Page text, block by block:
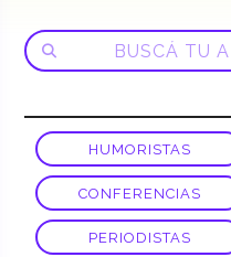
HUMORISTAS
CONFERENCIAS
PERIODISTAS